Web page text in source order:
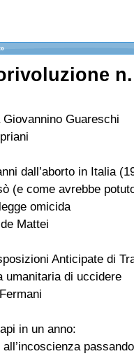
»
n.
Guareschi
dall’aborto in Italia
(e come avrebbe
omicida
Mattei
Anticipate di
umanitaria di uccidere
in un anno:
all’incoscienza